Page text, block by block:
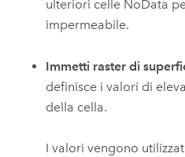
ulteriori celle NoData
impermeabile.
Immetti raster di
definisce i valori di
della cella.
I valori vengono